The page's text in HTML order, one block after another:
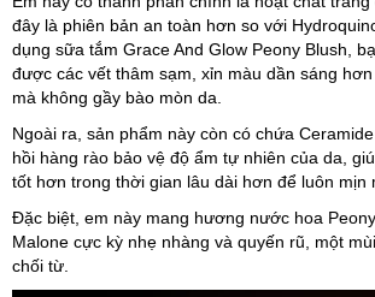
đây là phiên bản an toàn hơn so với
dụng sữa tắm Grace And Glow Peony Blush,
được các vết thâm sạm, xỉn màu dần sáng
mà không gầy bào mòn da.
Ngoài ra, sản phẩm này còn có chứa
hồi hàng rào bảo vệ độ ẩm tự nhiên của da,
tốt hơn trong thời gian lâu dài hơn để luôn mịn
Đặc biệt, em này mang hương nước hoa
Malone cực kỳ nhẹ nhàng và quyến rũ, một
chối từ.